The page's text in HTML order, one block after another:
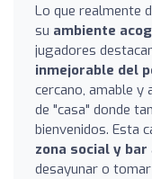
Lo que realmente
su ambiente
jugadores
inmejorable del
cercano, amable y
de "casa" donde
bienvenidos. Esta
zona social y bar
desayunar o